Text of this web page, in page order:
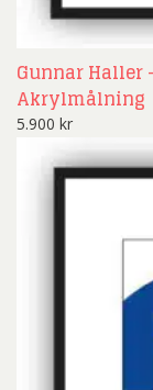
Gunnar Haller
Akrylmålning
5.900 kr